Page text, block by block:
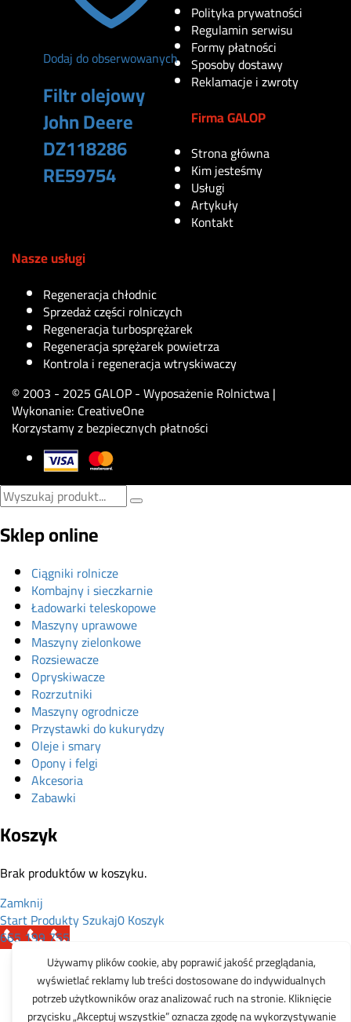
Dodaj do obserwowanych
Filtr olejowy
John Deere
DZ118286
RE59754
Polityka prywatności
Regulamin serwisu
Formy płatności
Sposoby dostawy
Reklamacje i zwroty
Firma GALOP
Strona główna
Kim jesteśmy
Usługi
Artykuły
Kontakt
Nasze usługi
Regeneracja chłodnic
Sprzedaż części rolniczych
Regeneracja turbosprężarek
Regeneracja sprężarek powietrza
Kontrola i regeneracja wtryskiwaczy
© 2003 - 2025 GALOP - Wyposażenie Rolnictwa |
Wykonanie: CreativeOne
Korzystamy z bezpiecznych płatności
Sklep online
Ciągniki rolnicze
Kombajny i sieczkarnie
Ładowarki teleskopowe
Maszyny uprawowe
Maszyny zielonkowe
Rozsiewacze
Opryskiwacze
Rozrzutniki
Maszyny ogrodnicze
Przystawki do kukurydzy
Oleje i smary
Opony i felgi
Akcesoria
Zabawki
Koszyk
Brak produktów w koszyku.
Zamknij
StartProduktySzukaj0Koszyk
665 199 755